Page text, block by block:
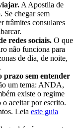
A Apostila de
Se chegar sem
trâmites consulares
redes sociais. O que
não funciona para
de dia, de noite,
prazo sem entender
um tema: ANDA,
existe o regime
aceitar por escrito.
Leia este guia